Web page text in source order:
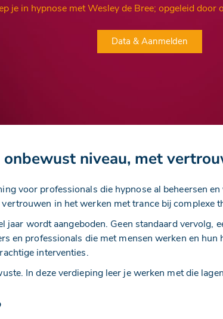
hypnose met Wesley de Bree; opgeleid door
Data & Aanmelden
niveau, met
voor professionals die hypnose al beheersen en
in het werken met trance bij complexe
wordt aangeboden. Geen standaard vervolg,
en professionals die met mensen werken en hun
interventies.
In deze verdieping leer je werken met die